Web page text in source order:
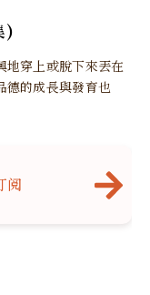
)
地穿上或脫下來丟在
德的成長與發育也
阅